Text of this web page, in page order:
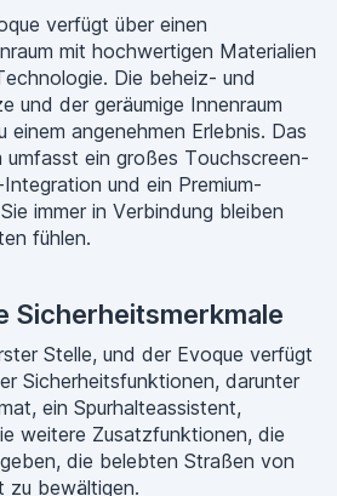
verfügt über einen
mit hochwertigen Materialien
Die beheiz- und
und der geräumige Innenraum
einem angenehmen Erlebnis. Das
ein großes Touchscreen-
und ein Premium-
immer in Verbindung bleiben
fühlen.
Sicherheitsmerkmale
Stelle, und der Evoque verfügt
Sicherheitsfunktionen, darunter
ein Spurhalteassistent,
weitere Zusatzfunktionen, die
die belebten Straßen von
zu bewältigen.